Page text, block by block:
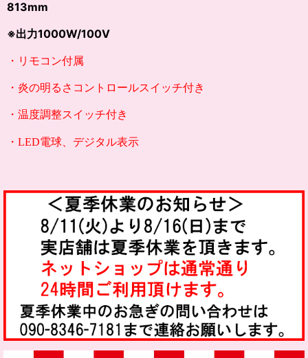
813mm
※出力1000W/100V
・リモコン付属
・炎の明るさコントロールスイッチ付き
・温度調整スイッチ付き
・LED電球、デジタル表示